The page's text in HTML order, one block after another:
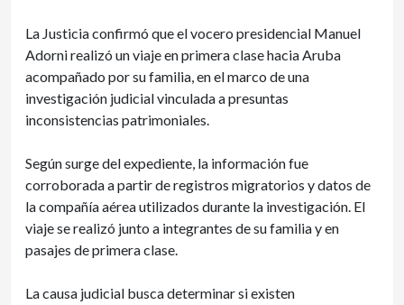
La Justicia confirmó que el vocero presidencial Manuel
Adorni realizó un viaje en primera clase hacia Aruba
acompañado por su familia, en el marco de una
investigación judicial vinculada a presuntas
inconsistencias patrimoniales.
Según surge del expediente, la información fue
corroborada a partir de registros migratorios y datos de
la compañía aérea utilizados durante la investigación. El
viaje se realizó junto a integrantes de su familia y en
pasajes de primera clase.
La causa judicial busca determinar si existen